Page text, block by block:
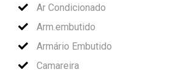
Ar Condicionado
Arm.embutido
Armário Embutido
Camareira